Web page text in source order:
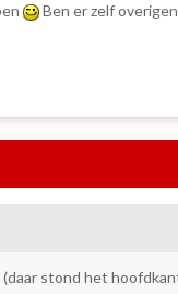
Ben er zelf
stond het